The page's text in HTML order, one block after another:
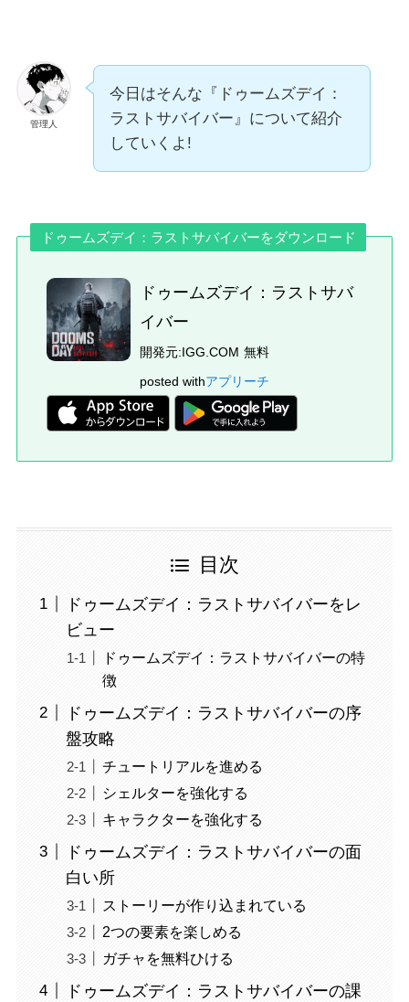
管理人
今日はそんな『ドゥームズデイ：
ラストサバイバー』について紹介
していくよ!
ドゥームズデイ：ラストサバイバーをダウンロード
ドゥームズデイ：ラストサバ
イバー
開発元:IGG.COM 無料
posted withアプリーチ
目次
ドゥームズデイ：ラストサバイバーをレ
ビュー
ドゥームズデイ：ラストサバイバーの特
徴
ドゥームズデイ：ラストサバイバーの序
盤攻略
チュートリアルを進める
シェルターを強化する
キャラクターを強化する
ドゥームズデイ：ラストサバイバーの面
白い所
ストーリーが作り込まれている
2つの要素を楽しめる
ガチャを無料ひける
ドゥームズデイ：ラストサバイバーの課